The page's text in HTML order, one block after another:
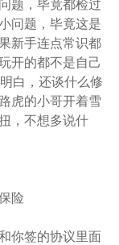
题，毕竟都检过
问题，毕竟这是
新手连点常识都
开的都不是自己
白，还谈什么修
虎的小哥开着雪
，不想多说什
险
你签的协议里面